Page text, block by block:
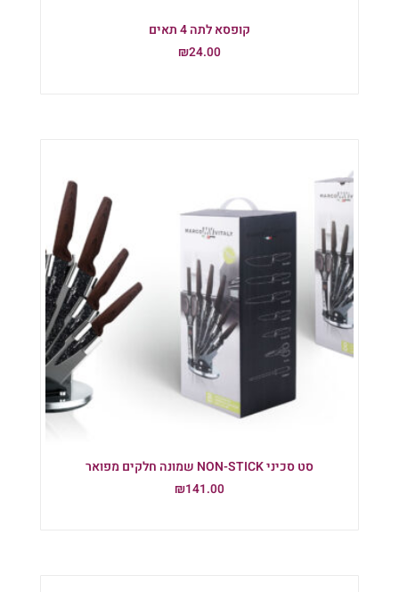
קופסא לתה 4 תאים
₪24.00
סט סכיני NON-STICK שמונה חלקים מפואר
₪141.00